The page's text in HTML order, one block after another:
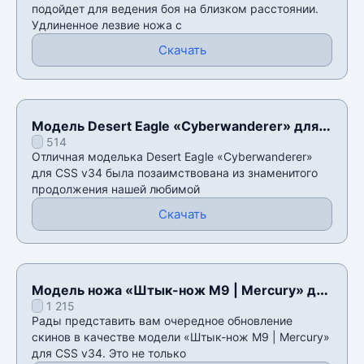
подойдет для ведения боя на близком расстоянии.
Удлиненное лезвие ножа с
Скачать
Модель Desert Eagle «Cyberwanderer» для
CSS v34
514
Отличная моделька Desert Eagle «Cyberwanderer»
для CSS v34 была позаимствована из знаменитого
продолжения нашей любимой
Скачать
Модель ножа «Штык-нож M9 | Mercury» для
CSS v34
1 215
Рады представить вам очередное обновление
скинов в качестве модели «Штык-нож M9 | Mercury»
для CSS v34. Это не только